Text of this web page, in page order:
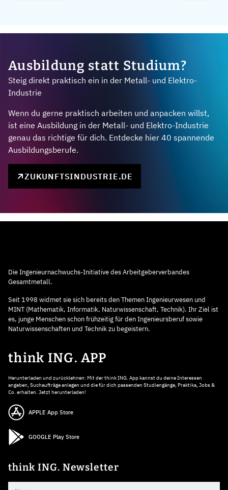
Ausbildung statt Studium?
Steig direkt praktisch ein in der Metall- und Elektro-
Industrie
Wenn du gerne praktisch arbeiten und anpacken willst,
ist eine Ausbildung in der Metall- und Elektro-Industrie
genau das richtige für dich. Entdecke hier 40 spannende
Ausbildungsberufe.
ZUKUNFTSINDUSTRIE.DE
Die Ingenieurnachwuchs-Initiative des Arbeitgeberverbandes
Gesamtmetall.
Seit 1998 widmet sie sich bereits den Themen Ingenieurwesen und
MINT (Mathematik, Informatik, Naturwissenschaft, Technik). Ihr Ziel ist
es, junge Menschen schon frühzeitig für den Ingenieursberuf sowie
Naturwissenschaften und Technik zu begeistern.
think ING. APP
Herunterladen und zurücklehnen: Mit der think ING. App kannst du deine Interessen
angeben, Suchaufträge anlegen und die für dich passenden Studiengänge, Praktika, Jobs &
Co. erhalten. Jetzt herunterladen!
APPLE App Store
GOOGLE Play Store
think ING. Newsletter